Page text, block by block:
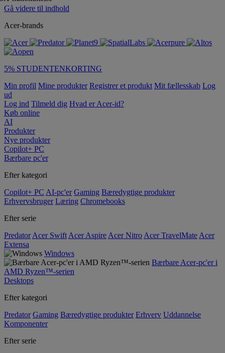
Gå videre til indhold
Acer-brands
5% STUDENTENKORTING
Min profil Mine produkter Registrer et produkt Mit fællesskab Log
ud
Log ind Tilmeld dig Hvad er Acer-id?
Køb online
AI
Produkter
Nye produkter
Copilot+ PC
Bærbare pc'er
Efter kategori
Copilot+ PC AI-pc'er Gaming Bæredygtige produkter
Erhvervsbruger Læring Chromebooks
Efter serie
Predator Acer Swift Acer Aspire Acer Nitro Acer TravelMate Acer
Extensa
Windows
Bærbare Acer-pc'er i
AMD Ryzen™-serien
Desktops
Efter kategori
Predator Gaming Bæredygtige produkter Erhverv Uddannelse
Komponenter
Efter serie